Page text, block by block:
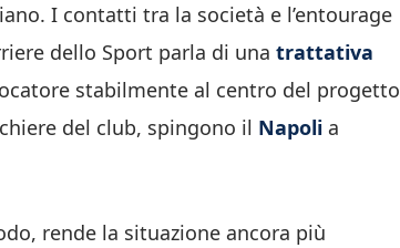
I contatti tra la società e l’entourage
dello Sport parla di una trattativa
stabilmente al centro del progetto
del club, spingono il Napoli a
rende la situazione ancora più